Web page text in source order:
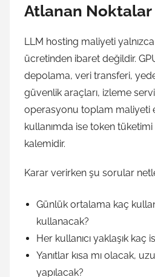
Atlanan Noktalar
LLM hosting maliyeti
ücretinden ibaret değildir.
depolama, veri transferi,
güvenlik araçları, izleme
operasyonu toplam maliyeti
kullanımda ise token
kalemidir.
Karar verirken şu sorular
Günlük ortalama kaç
kullanacak?
Her kullanıcı yaklaşık kaç
Yanıtlar kısa mı olacak,
yapılacak?